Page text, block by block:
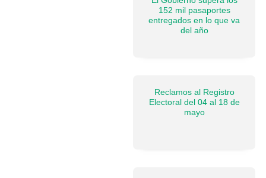
152 mil pasaportes
entregados en lo que va
del año
Reclamos al Registro
Electoral del 04 al 18 de
mayo